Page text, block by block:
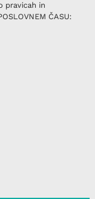
pravicah in
ČASU: